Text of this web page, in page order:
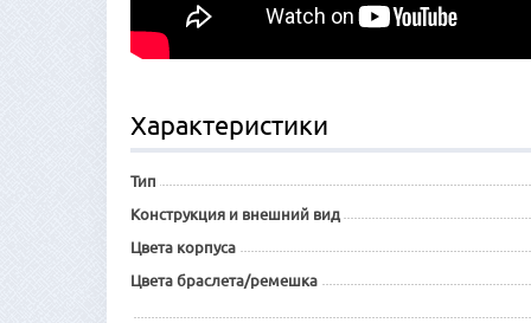
Характеристики
Тип
Конструкция и внешний вид
Цвета корпуса
Цвета браслета/ремешка